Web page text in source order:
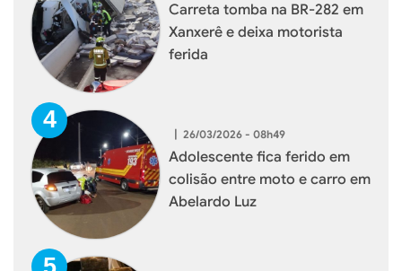
Carreta tomba na BR-282 em
Xanxerê e deixa motorista
ferida
| 26/03/2026 - 08h49
Adolescente fica ferido em
colisão entre moto e carro em
Abelardo Luz